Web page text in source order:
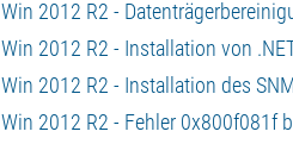
Win 2012 R2 -
Win 2012 R2 - Installation von
Win 2012 R2 - Installation des
Win 2012 R2 - Fehler 0x800f081f